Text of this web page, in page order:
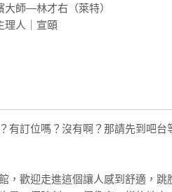
大師—林才右（萊特）
理人｜宣頤
次步入都是一趟時光旅行。
忙裡偷閒的午後，黃昏微風輕拂
酒宇宙的微醺旅行，或者酒館別具
旅。
酴塗小酒館 主理人｜Anita
有訂位嗎？沒有啊？那請先到吧
，歡迎走進這個讓人感到舒適，